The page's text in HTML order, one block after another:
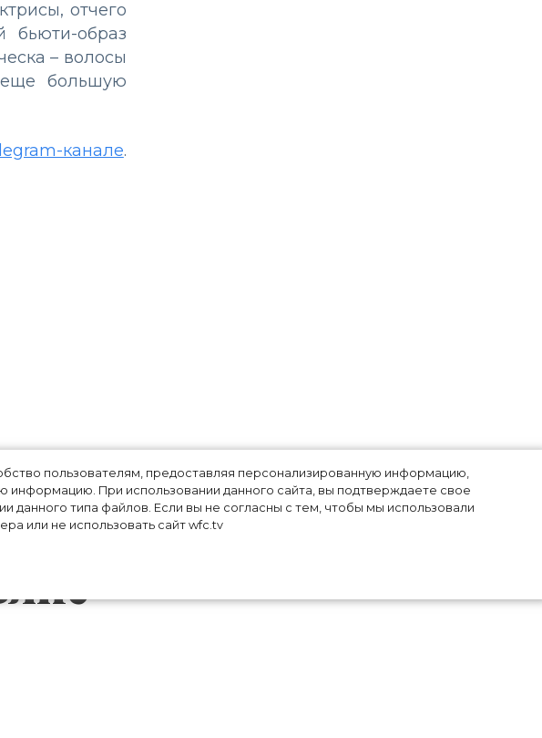
пользователям, предоставляя персонализированную информацию,
информацию. При использовании данного сайта, вы подтверждаете свое
типа файлов. Если вы не согласны с тем, чтобы мы использовали
или не использовать сайт wfc.tv
отчего
бьюти-образ
– волосы
большую
канале.
идет
–